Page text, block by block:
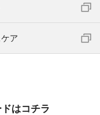
ア
はコチラ